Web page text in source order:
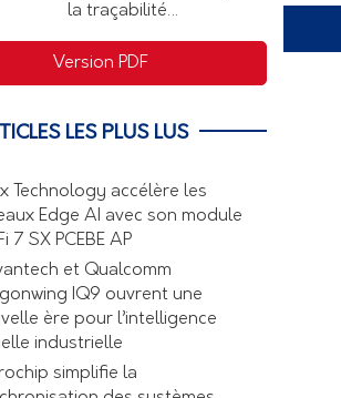
la traçabilité…
Version PDF
LES PLUS LUS
Technology accélère les
Edge AI avec son module
7 SX PCEBE AP
et Qualcomm
IQ9 ouvrent une
ère pour l’intelligence
industrielle
simplifie la